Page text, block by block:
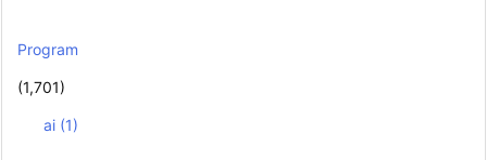
Program
(1,701)
ai (1)